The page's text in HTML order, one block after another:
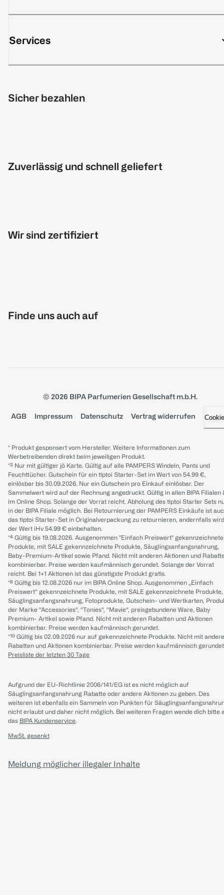
Services
Sicher bezahlen
Zuverlässig und schnell geliefert
Wir sind zertifiziert
Finde uns auch auf
© 2026 BIPA Parfumerien Gesellschaft m.b.H.
AGB Impressum Datenschutz Vertrag widerrufen
* Produkt gesponsert vom Hersteller. Weitere Informationen zum
Werbetreibenden direkt beim jeweiligen Produkt.
*³ Nur mit gültiger jö Karte. Gültig auf alle PAMPERS Windeln, Pants und
Feuchttücher. Gutschein für ein tiptoi Starter-Set im Wert von 54.99 €,
einlösbar bis 30.09.2026. Nur ein Gutschein pro Einkauf einlösbar. Der
Sammelwert wird auf der Rechnung angedruckt. Gültig in allen BIPA Filialen
im Online Shop. Solange der Vorrat reicht. Abholung des tiptoi Starter Sets
in der BIPA Filiale möglich. Bei Retournierung der PAMPERS Einkäufe ist
das tiptoi Starter-Set in Originalverpackung zu retournieren, andernfalls wird
der Wert iHv 54.99 € einbehalten.
*⁴ Gültig bis 19.08.2026. Ausgenommen "Einfach Preiswert" gekennzeichnete
Produkte, mit SALE gekennzeichnete Produkte, Säuglingsanfangsnahrung,
Baby-Premium-Artikel sowie Pfand. Nicht mit anderen Aktionen und
kombinierbar. Preise werden kaufmännisch gerundet. Solange der Vorrat
reicht. Bei 1+1 Aktionen ist das günstigste Produkt gratis.
*⁸ Gültig bis 12.08.2026 nur im BIPA Online Shop. Ausgenommen „Einfach
Preiswert“ gekennzeichnete Produkte, mit SALE gekennzeichnete Produkte,
Säuglingsanfangsnahrung, Fotoprodukte, Gutschein- und Wertkarten,
der Marke “Accessories“, “Tonies“, “Mavie“, preisgebundene Ware, Baby
Premium- Artikel sowie Pfand. Nicht mit anderen Rabatten und Aktionen
kombinierbar. Preise werden kaufmännisch gerundet.
*¹⁰ Gültig bis 02.09.2026 nur auf gekennzeichnete Produkte. Nicht mit
Rabatten und Aktionen kombinierbar. Preise werden kaufmännisch
Preisliste der letzten 30 Tage
Aufgrund der EU-Richtlinie 2006/141/EG ist es nicht möglich auf
Säuglingsanfangsnahrung Rabatte oder andere Aktionen zu geben. Des
weiteren ist ebenfalls ein Sammeln von Punkten für
nicht erlaubt und daher nicht möglich. Bei weiteren Fragen wende dich bitte
das BIPA Kundenservice.
MwSt. gesenkt
Meldung möglicher illegaler Inhalte